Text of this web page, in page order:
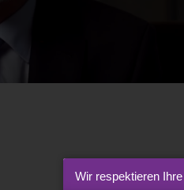
Wir respektieren